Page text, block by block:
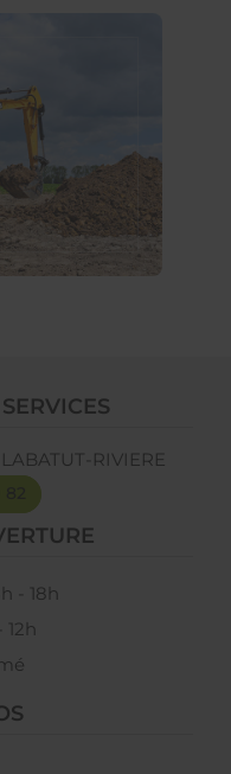
LABATUT-RIVIERE
- 18h
12h